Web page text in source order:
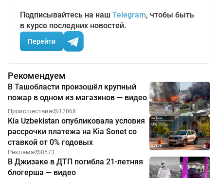
Подписывайтесь на наш Telegram, чтобы быть
в курсе последних новостей.
Перейти
Рекомендуем
В Ташобласти произошёл крупный
пожар в одном из магазинов — видео
Происшествия 12068
Kia Uzbekistan опубликовала условия
рассрочки платежа на Kia Sonet со
ставкой от 0% годовых
Реклама 8573
В Джизаке в ДТП погибла 21-летняя
блогерша — видео